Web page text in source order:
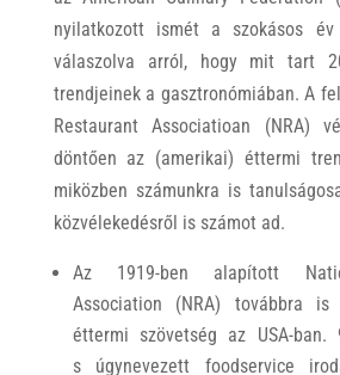
nyilatkozott ismét a szokásos év
válaszolva arról, hogy mit tart
trendjeinek a gasztronómiában. A
Restaurant Associatioan (NRA)
döntően az (amerikai) éttermi
miközben számunkra is
közvélekedésről is számot ad.
Az 1919-ben alapított
Association (NRA) továbbra
éttermi szövetség az USA-ban.
s úgynevezett foodservice